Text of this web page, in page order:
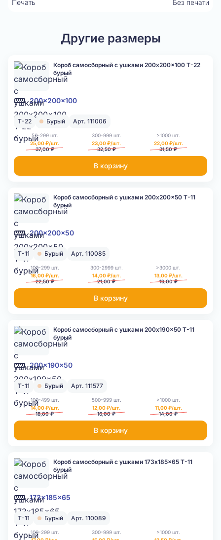
Печать Без печати
Другие размеры
200x200x100
Короб самосборный с ушками 200x200x100 Т-22
бурый
Т-22 Бурый Арт. 111006
50-299 шт.
25,00 ₽/шт.
37,00 ₽
300-999 шт.
23,00 ₽/шт.
32,50 ₽
>1000 шт.
22,00 ₽/шт.
31,50 ₽
В корзину
200x200x50
Короб самосборный с ушками 200x200x50 Т-11
бурый
Т-11 Бурый Арт. 110085
100-299 шт.
16,00 ₽/шт.
22,50 ₽
300-2999 шт.
14,00 ₽/шт.
21,00 ₽
>3000 шт.
13,00 ₽/шт.
19,00 ₽
В корзину
200x190x50
Короб самосборный с ушками 200x190x50 Т-11
бурый
Т-11 Бурый Арт. 111577
100-499 шт.
14,00 ₽/шт.
18,00 ₽
500-999 шт.
12,00 ₽/шт.
16,00 ₽
>1000 шт.
11,00 ₽/шт.
14,00 ₽
В корзину
173x185x65
Короб самосборный с ушками 173x185x65 Т-11
бурый
Т-11 Бурый Арт. 110089
100-299 шт.
300-999 шт.
>1000 шт.